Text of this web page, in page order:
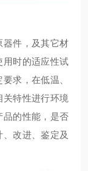
器件，及其它材
用时的适应性试
求，在低温、
特性进行环境
品的性能，是否
改进、鉴定及